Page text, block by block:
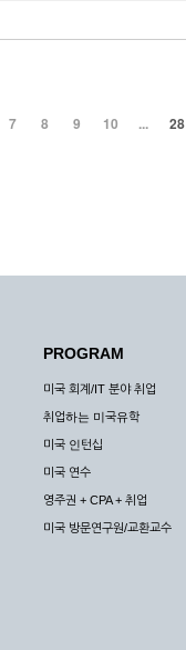
7 8 9 10 ... 28
PROGRAM
미국 회계/IT 분야 취업
취업하는 미국유학
미국 인턴십
미국 연수
영주권 + CPA + 취업
미국 방문연구원/교환교수